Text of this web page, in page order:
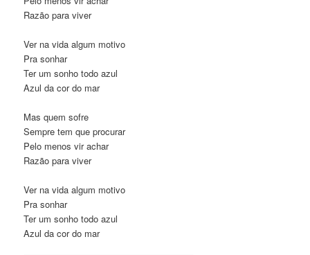
Razão para viver
Ver na vida algum motivo
Pra sonhar
Ter um sonho todo azul
Azul da cor do mar
Mas quem sofre
Sempre tem que procurar
Pelo menos vir achar
Razão para viver
Ver na vida algum motivo
Pra sonhar
Ter um sonho todo azul
Azul da cor do mar